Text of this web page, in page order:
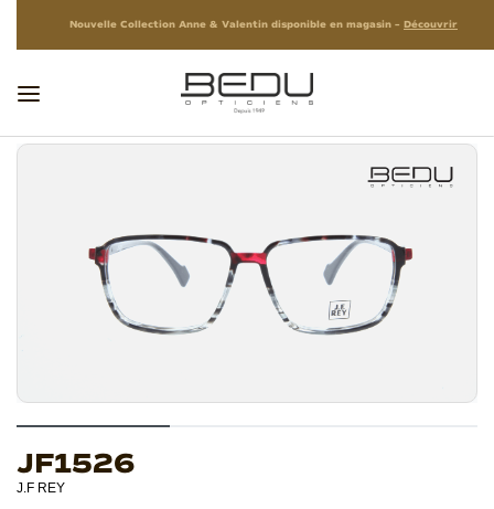
Nouvelle Collection Anne & Valentin disponible en magasin – Découvrir
JF1526
J.F REY